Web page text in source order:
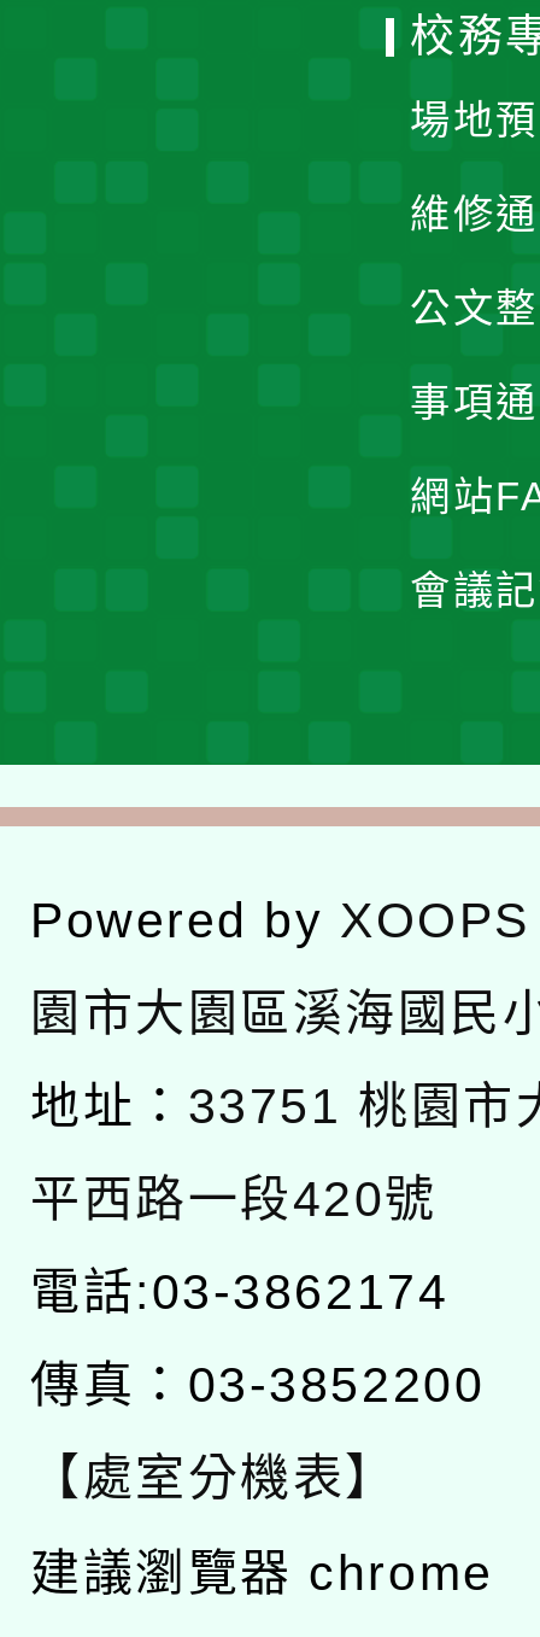
校務
場地
維修
公文
事項
網站
會議
Powered by XOOPS
園市大園區溪海國民
地址： 33751 桃園市
平西路一段420號
電話:03-3862174
傳真：03-3852200
【處室分機表】
建議瀏覽器 chrome